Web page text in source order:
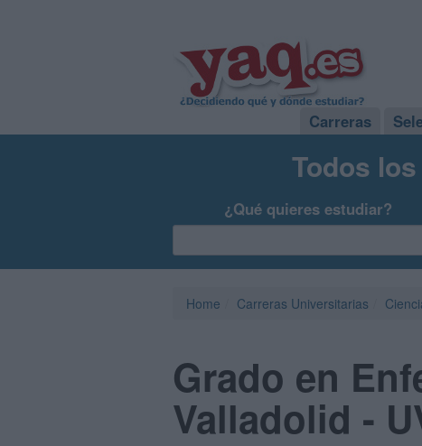
Carreras
Todos
¿Qué quieres estudiar?
Home Carreras Universitarias
Grado en
Valladolid -